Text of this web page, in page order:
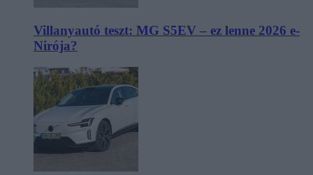
Villanyautó teszt: MG S5EV – ez lenne 2026 e-
Nirója?